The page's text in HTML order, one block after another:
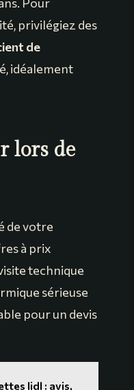
privilégiez des
de
idéalement
lors de
de votre
à prix
technique
sérieuse
pour un devis
lidl : avis,